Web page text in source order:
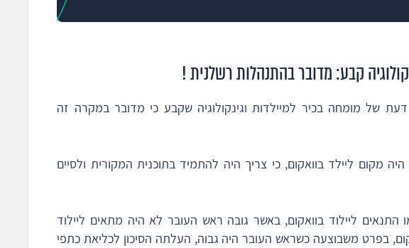
קבע: מדובר בהתנהלות רשלנית !
של מומחה בכיר למיילדות וגינקולוגיה שקבע כי מדובר במקרה זה
מקום ליילד בוואקום, כי צריך היה להתמיד בתוכנית המקורית ולסיים
ליילוד בוואקום, באשר גובה ראש העובר לא היה מתאים ליילוד
בפרט משבוצעה כשראש העובר היה גבוה, העלתה הסיכון לכליאת כתפי